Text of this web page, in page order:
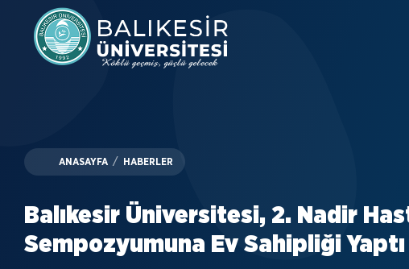
content
ANASAYFA / HABERLER
Balıkesir Üniversitesi, 2. Nadir
Sempozyumuna Ev Sahipliği Yaptı